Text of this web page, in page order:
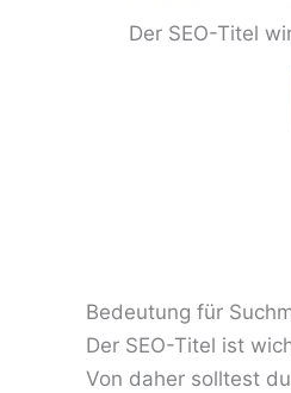
Der SEO-Titel
Bedeutung für
Der SEO-Titel ist
Von daher solltest